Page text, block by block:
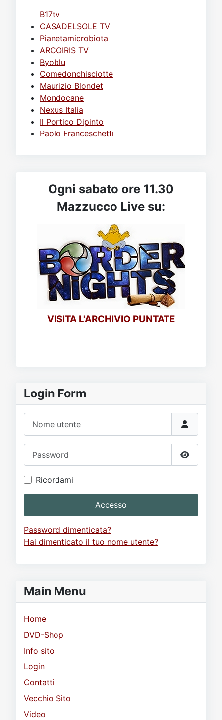
Login Form
Mostra
Ricordami
Accesso
Password dimenticata?
Hai dimenticato il tuo nome utente?
Main Menu
Home
DVD-Shop
Info sito
Login
Contatti
Vecchio Sito
Video
B17tv
CASADELSOLE TV
Pianetamicrobiota
ARCOIRIS TV
Byoblu
Comedonchisciotte
Maurizio Blondet
Mondocane
Nexus Italia
Il Portico Dipinto
Paolo Franceschetti
Ogni sabato ore 11.30
Mazzucco Live su:
VISITA L'ARCHIVIO PUNTATE